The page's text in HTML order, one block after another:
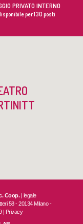
PRIVATO INTERNO
per 130 posti
Coop.| legale
58 - 20134 Milano -
| Privacy